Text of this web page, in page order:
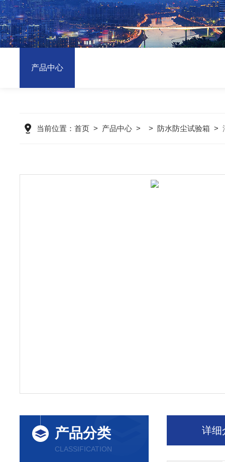
产品中心
当前位置： 首页 > 产品中心 > > 防水防尘试验箱 >
产品分类
CLASSIFICATION
详细